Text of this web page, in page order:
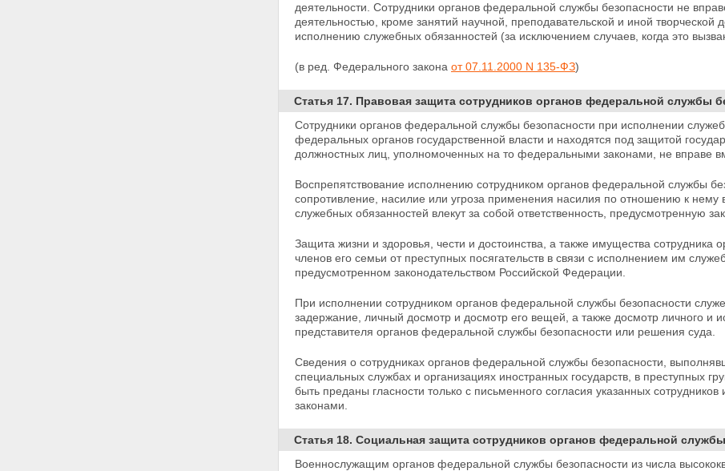
деятельности. Сотрудники органов федеральной службы безопасности не
деятельностью, кроме занятий научной, преподавательской и иной творческой
исполнению служебных обязанностей (за исключением случаев, когда это
(в ред. Федерального закона от 07.11.2000 N 135-ФЗ)
Статья 17. Правовая защита сотрудников органов федеральной службы
Сотрудники органов федеральной службы безопасности при исполнении
федеральных органов государственной власти и находятся под защитой
должностных лиц, уполномоченных на то федеральными законами, не вправе
Воспрепятствование исполнению сотрудником органов федеральной службы
сопротивление, насилие или угроза применения насилия по отношению к нему
служебных обязанностей влекут за собой ответственность, предусмотренную
Защита жизни и здоровья, чести и достоинства, а также имущества сотрудника
членов его семьи от преступных посягательств в связи с исполнением им
предусмотренном законодательством Российской Федерации.
При исполнении сотрудником органов федеральной службы безопасности
задержание, личный досмотр и досмотр его вещей, а также досмотр личного и
представителя органов федеральной службы безопасности или решения суда.
Сведения о сотрудниках органов федеральной службы безопасности,
специальных службах и организациях иностранных государств, в преступных
быть преданы гласности только с письменного согласия указанных
законами.
Статья 18. Социальная защита сотрудников органов федеральной
Военнослужащим органов федеральной службы безопасности из числа